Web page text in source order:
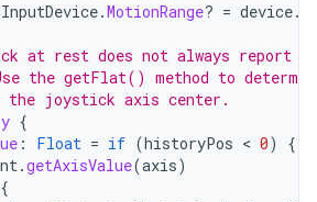
InputDevice.MotionRange? = device.
at rest does not always report
the getFlat() method to
the joystick axis center.
{
: Float = if (historyPos < 0)
{
.getAxisValue(axis)
{